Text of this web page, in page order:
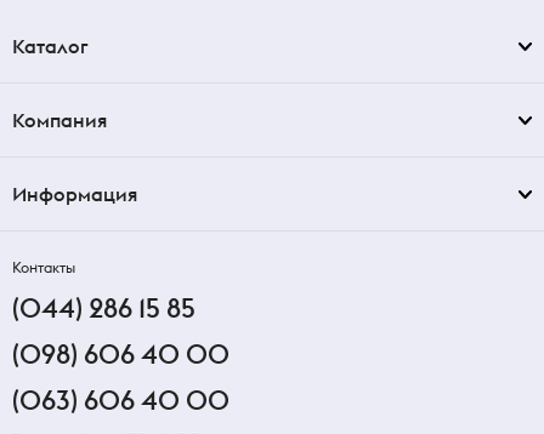
Каталог
Компания
Информация
Контакты
(044) 286 15 85
(098) 606 40 00
(063) 606 40 00